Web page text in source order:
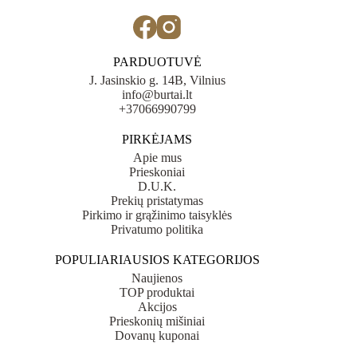
PARDUOTUVĖ
J. Jasinskio g. 14B, Vilnius
info@burtai.lt
+37066990799
PIRKĖJAMS
Apie mus
Prieskoniai
D.U.K.
Prekių pristatymas
Pirkimo ir grąžinimo taisyklės
Privatumo politika
POPULIARIAUSIOS KATEGORIJOS
Naujienos
TOP produktai
Akcijos
Prieskonių mišiniai
Dovanų kuponai